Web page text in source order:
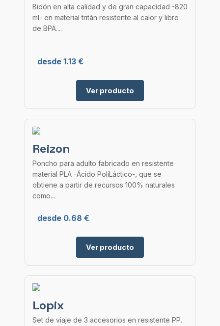
Bidón en alta calidad y de gran capacidad -820
ml- en material tritán resistente al calor y libre
de BPA....
desde 1.13 €
Ver producto
Reizon
Poncho para adulto fabricado en resistente
material PLA -Ácido PoliLáctico-, que se
obtiene a partir de recursos 100% naturales
como...
desde 0.68 €
Ver producto
Lopix
Set de viaje de 3 accesorios en resistente PP.